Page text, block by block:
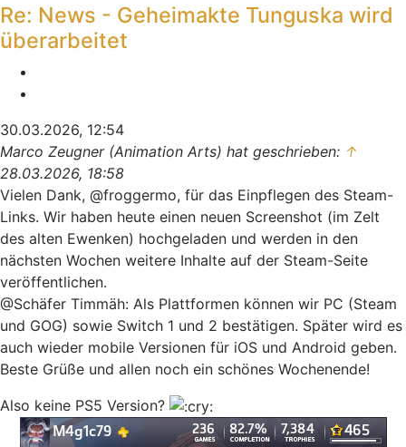
Re: News - Geheimakte Tunguska wird
überarbeitet
30.03.2026, 12:54
Marco Zeugner (Animation Arts) hat geschrieben: ↑
28.03.2026, 18:58
Vielen Dank, @froggermo, für das Einpflegen des Steam-
Links. Wir haben heute einen neuen Screenshot (im Zelt
des alten Ewenken) hochgeladen und werden in den
nächsten Wochen weitere Inhalte auf der Steam-Seite
veröffentlichen.
@Schäfer Timmäh: Als Plattformen können wir PC (Steam
und GOG) sowie Switch 1 und 2 bestätigen. Später wird es
auch wieder mobile Versionen für iOS und Android geben.
Beste Grüße und allen noch ein schönes Wochenende!
Also keine PS5 Version?